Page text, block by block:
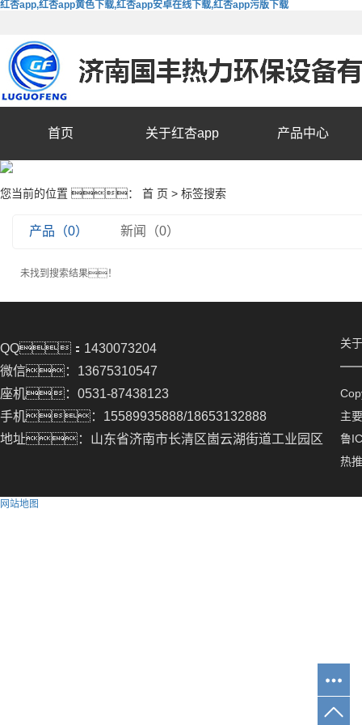
红杏app,红杏app黄色下载,红杏app安卓在线下载,红杏app污版下载
首页 关于红杏app 产品中心
您当前的位置 ： 首 页 > 标签搜索
产品（0） 新闻（0）
未找到搜索结果！
QQ：1430073204
微信：13675310547
座机：0531-87438123
手机：15589935888/18653132888
地址：山东省济南市长清区崮云湖街道工业园区
关
主
鲁
热
网站地图